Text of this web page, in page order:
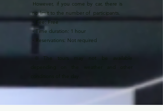
However, if you come by car, there is
no limit to the number of participants.
・Fee: Free
・Time duration: 1 hour
・Reservations: Not required
​※The tours may not be available